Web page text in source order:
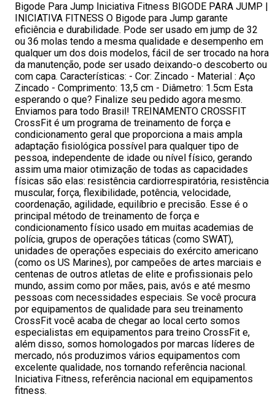
Bigode Para Jump Iniciativa Fitness BIGODE PARA JUMP |
INICIATIVA FITNESS O Bigode para Jump garante
eficiência e durabilidade. Pode ser usado em jump de 32
ou 36 molas tendo a mesma qualidade e desempenho em
qualquer um dos dois modelos, fácil de ser trocado na hora
da manutenção, pode ser usado deixando-o descoberto ou
com capa. Características: - Cor: Zincado - Material : Aço
Zincado - Comprimento: 13,5 cm - Diâmetro: 1.5cm Esta
esperando o que? Finalize seu pedido agora mesmo.
Enviamos para todo Brasil! TREINAMENTO CROSSFIT
CrossFit é um programa de treinamento de força e
condicionamento geral que proporciona a mais ampla
adaptação fisiológica possível para qualquer tipo de
pessoa, independente de idade ou nível físico, gerando
assim uma maior otimização de todas as capacidades
físicas são elas: resistência cardiorrespiratória, resistência
muscular, força, flexibilidade, potência, velocidade,
coordenação, agilidade, equilíbrio e precisão. Esse é o
principal método de treinamento de força e
condicionamento físico usado em muitas academias de
polícia, grupos de operações táticas (como SWAT),
unidades de operações especiais do exército americano
(como os US Marines), por campeões de artes marciais e
centenas de outros atletas de elite e profissionais pelo
mundo, assim como por mães, pais, avós e até mesmo
pessoas com necessidades especiais. Se você procura
por equipamentos de qualidade para seu treinamento
CrossFit você acaba de chegar ao local certo somos
especialistas em equipamentos para treino CrossFit e,
além disso, somos homologados por marcas líderes de
mercado, nós produzimos vários equipamentos com
excelente qualidade, nos tornando referência nacional.
Iniciativa Fitness, referência nacional em equipamentos
fitness.